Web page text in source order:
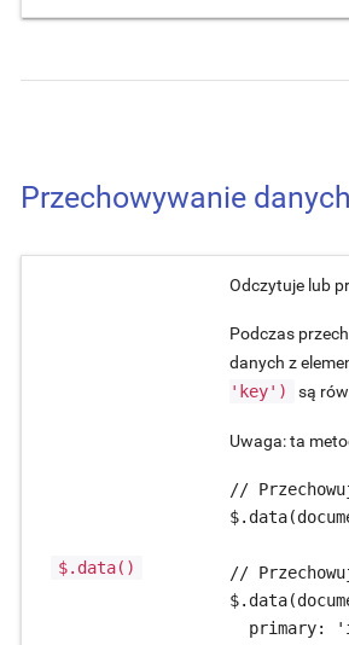
Przechowywanie danych
$.data()
Odczytuje lub
Podczas
danych z
'key')
są
Uwaga: ta
//
//
primary: